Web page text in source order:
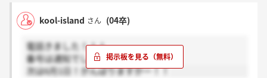
kool-island さん (04卒)
電話きました！！！
番号は通知でしたよ。
次は6月1日！がんばりますかー！！